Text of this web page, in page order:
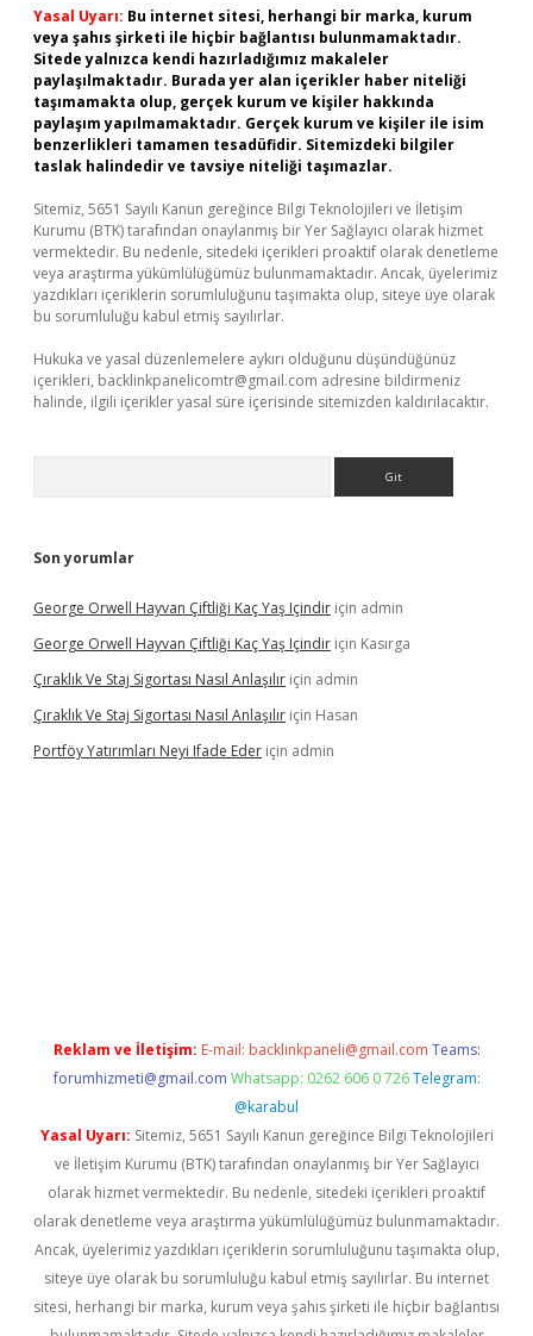
Yasal Uyarı: Bu internet sitesi, herhangi bir marka, kurum
veya şahıs şirketi ile hiçbir bağlantısı bulunmamaktadır.
Sitede yalnızca kendi hazırladığımız makaleler
paylaşılmaktadır. Burada yer alan içerikler haber niteliği
taşımamakta olup, gerçek kurum ve kişiler hakkında
paylaşım yapılmamaktadır. Gerçek kurum ve kişiler ile isim
benzerlikleri tamamen tesadüfidir. Sitemizdeki bilgiler
taslak halindedir ve tavsiye niteliği taşımazlar.
Sitemiz, 5651 Sayılı Kanun gereğince Bilgi Teknolojileri ve İletişim
Kurumu (BTK) tarafından onaylanmış bir Yer Sağlayıcı olarak hizmet
vermektedir. Bu nedenle, sitedeki içerikleri proaktif olarak denetleme
veya araştırma yükümlülüğümüz bulunmamaktadır. Ancak, üyelerimiz
yazdıkları içeriklerin sorumluluğunu taşımakta olup, siteye üye olarak
bu sorumluluğu kabul etmiş sayılırlar.
Hukuka ve yasal düzenlemelere aykırı olduğunu düşündüğünüz
içerikleri, backlinkpanelicomtr@gmail.com adresine bildirmeniz
halinde, ilgili içerikler yasal süre içerisinde sitemizden kaldırılacaktır.
Son yorumlar
George Orwell Hayvan Çiftliği Kaç Yaş Içindir için admin
George Orwell Hayvan Çiftliği Kaç Yaş Içindir için Kasırga
Çıraklık Ve Staj Sigortası Nasıl Anlaşılır için admin
Çıraklık Ve Staj Sigortası Nasıl Anlaşılır için Hasan
Portföy Yatırımları Neyi Ifade Eder için admin
Reklam ve İletişim: E-mail: backlinkpaneli@gmail.com Teams:
forumhizmeti@gmail.com Whatsapp: 0262 606 0 726 Telegram:
@karabul
Yasal Uyarı: Sitemiz, 5651 Sayılı Kanun gereğince Bilgi Teknolojileri
ve İletişim Kurumu (BTK) tarafından onaylanmış bir Yer Sağlayıcı
olarak hizmet vermektedir. Bu nedenle, sitedeki içerikleri proaktif
olarak denetleme veya araştırma yükümlülüğümüz bulunmamaktadır.
Ancak, üyelerimiz yazdıkları içeriklerin sorumluluğunu taşımakta olup,
siteye üye olarak bu sorumluluğu kabul etmiş sayılırlar. Bu internet
sitesi, herhangi bir marka, kurum veya şahıs şirketi ile hiçbir bağlantısı